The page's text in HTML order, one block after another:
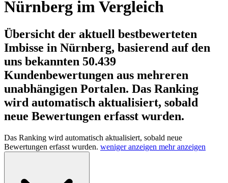
Nürnberg im Vergleich
Übersicht der aktuell bestbewerteten
Imbisse in Nürnberg, basierend auf den
uns bekannten 50.439
Kundenbewertungen aus mehreren
unabhängigen Portalen. Das Ranking
wird automatisch aktualisiert, sobald
neue Bewertungen erfasst wurden.
Das Ranking wird automatisch aktualisiert, sobald neue
Bewertungen erfasst wurden. weniger anzeigen mehr anzeigen